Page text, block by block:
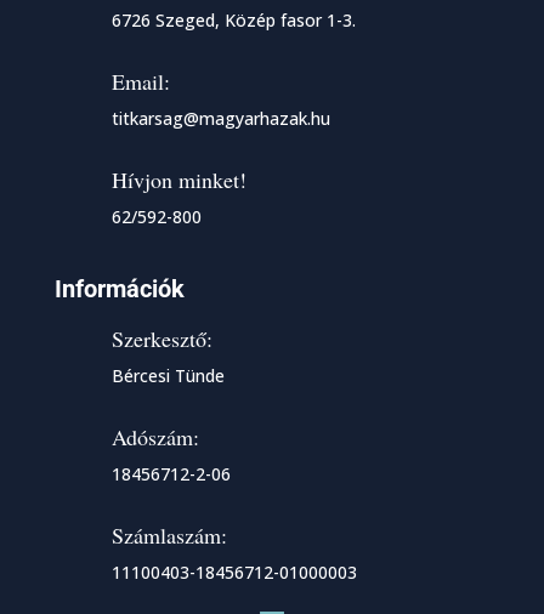
6726 Szeged, Közép fasor 1-3.
Email:
titkarsag@magyarhazak.hu
Hívjon minket!
62/592-800
Információk
Szerkesztő:
Bércesi Tünde
Adószám:
18456712-2-06
Számlaszám:
11100403-18456712-01000003